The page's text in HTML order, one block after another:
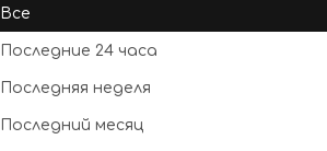
Все
Последние 24 часа
Последняя неделя
Последний месяц